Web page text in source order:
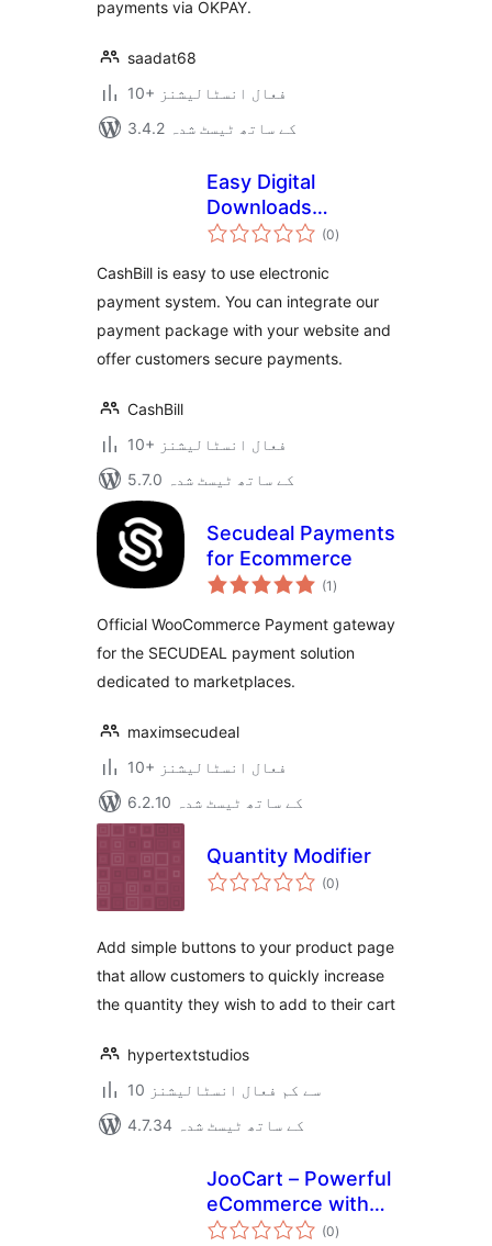
payments via OKPAY.
saadat68
10+ فعال انسٹالیشنز
3.4.2 کے ساتھ ٹیسٹ شدہ
Easy Digital
Downloads
Payment Gateway –
(0مجموعی
درجہ
)
CashBill is easy to use electronic
payment system. You can integrate our
payment package with your website and
offer customers secure payments.
CashBill
10+ فعال انسٹالیشنز
5.7.0 کے ساتھ ٹیسٹ شدہ
Secudeal Payments
for Ecommerce
(1 مجموعی
درجہ
)
Official WooCommerce Payment gateway
for the SECUDEAL payment solution
dedicated to marketplaces.
maximsecudeal
10+ فعال انسٹالیشنز
6.2.10 کے ساتھ ٹیسٹ شدہ
Quantity Modifier
(0مجموعی
درجہ
)
Add simple buttons to your product page
that allow customers to quickly increase
the quantity they wish to add to their cart
hypertextstudios
10 سے کم فعال انسٹالیشنز
4.7.34 کے ساتھ ٹیسٹ شدہ
JooCart – Powerful
eCommerce with
OpenCart and
(0مجموعی
درجہ
)